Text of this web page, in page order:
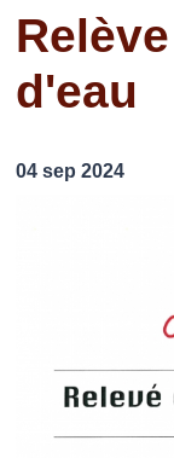
La mairie
Découvrir
Vos
d'eau
04 sep 2024